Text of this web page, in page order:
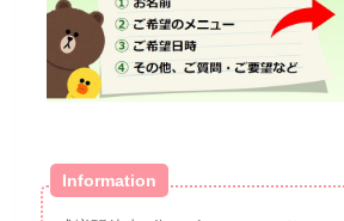
Information